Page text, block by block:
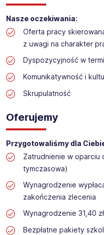
Nasze oczekiwania:
Oferta pracy
z uwagi na charakter
Dyspozycyjność w
Komunikatywność i
Skrupulatność
Oferujemy
Przygotowaliśmy dla
Zatrudnienie w oparciu
tymczasowa)
Wynagrodzenie
zakończenia zlecenia
Wynagrodzenie 31,40
Bezpłatne pakiety